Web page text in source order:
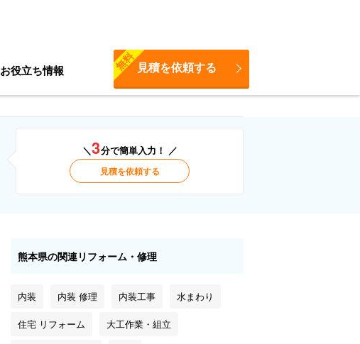
お役立ち情報 見積を依頼する
無料
＼3分で簡単入力！ ／
見積を依頼する
熊本県の関連リフォーム・修理
内装 内装 修理 内装工事 水まわり
住宅 リフォーム 大工作業・組立